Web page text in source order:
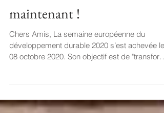
La transition culturelle c'est
maintenant !
Chers Amis, La semaine européenne du
développement durable 2020 s’est achevée le
notre...